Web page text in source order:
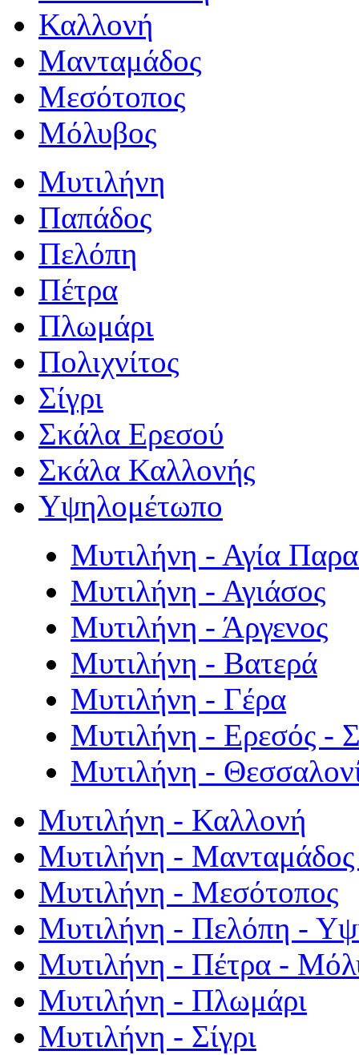
Καλλονή
Μανταμάδος
Μεσότοπος
Μόλυβος
Μυτιλήνη
Παπάδος
Πελόπη
Πέτρα
Πλωμάρι
Πολιχνίτος
Σίγρι
Σκάλα Ερεσού
Σκάλα Καλλονής
Υψηλομέτωπο
Μυτιλήνη - Αγία
Μυτιλήνη - Αγιάσος
Μυτιλήνη - Άργενος
Μυτιλήνη - Βατερά
Μυτιλήνη - Γέρα
Μυτιλήνη - Ερεσός -
Μυτιλήνη -
Μυτιλήνη - Καλλονή
Μυτιλήνη - Μανταμάδος
Μυτιλήνη - Μεσότοπος
Μυτιλήνη - Πελόπη -
Μυτιλήνη - Πέτρα -
Μυτιλήνη - Πλωμάρι
Μυτιλήνη - Σίγρι